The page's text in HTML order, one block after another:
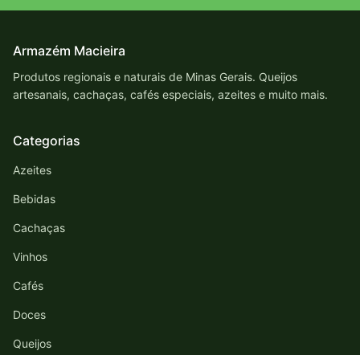
Armazém Macieira
Produtos regionais e naturais de Minas Gerais. Queijos
artesanais, cachaças, cafés especiais, azeites e muito mais.
Categorias
Azeites
Bebidas
Cachaças
Vinhos
Cafés
Doces
Queijos